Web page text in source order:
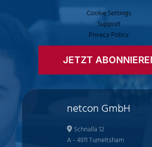
Cookie Settings
Support
Privacy Policy
JETZT
netcon GmbH
Schnalla 12
A - 4911 Tumeltsham